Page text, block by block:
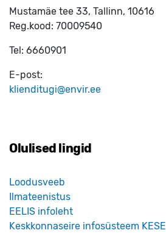
Mustamäe tee 33, Tallinn, 10616
Reg.kood: 70009540
Tel: 6660901
E-post:
klienditugi@envir.ee
Olulised lingid
Loodusveeb
Ilmateenistus
EELIS infoleht
Keskkonnaseire infosüsteem KESE